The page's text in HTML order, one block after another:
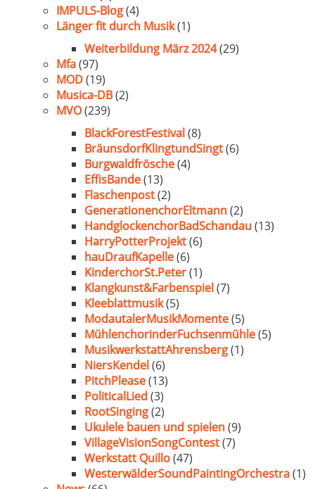
IMPULS-Blog(4)
Länger fit durch Musik(1)
Weiterbildung März 2024(29)
Mfa(97)
MOD(19)
Musica-DB(2)
MVO(239)
BlackForestFestival(8)
BräunsdorfKlingtundSingt(6)
Burgwaldfrösche(4)
EffisBande(13)
Flaschenpost(2)
GenerationenchorEltmann(2)
HandglockenchorBadSchandau(13)
HarryPotterProjekt(6)
hauDraufKapelle(6)
KinderchorSt.Peter(1)
Klangkunst&Farbenspiel(7)
Kleeblattmusik(5)
ModautalerMusikMomente(5)
MühlenchorinderFuchsenmühle(5)
MusikwerkstattAhrensberg(1)
NiersKendel(6)
PitchPlease(13)
PoliticalLied (3)
RootSinging(2)
Ukulele bauen und spielen(9)
VillageVisionSongContest(7)
Werkstatt Quillo(47)
WesterwälderSoundPaintingOrchestra(1)